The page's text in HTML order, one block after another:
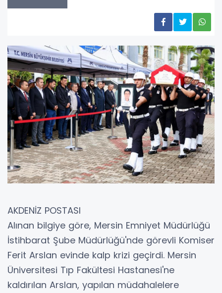
AKDENİZ POSTASI
Alınan bilgiye göre, Mersin Emniyet Müdürlüğü
İstihbarat Şube Müdürlüğü'nde görevli Komiser
Ferit Arslan evinde kalp krizi geçirdi. Mersin
Üniversitesi Tıp Fakültesi Hastanesi'ne
kaldırılan Arslan, yapılan müdahalelere